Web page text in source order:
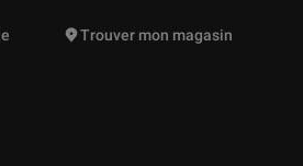
vont vous être proposées
Trouver mon magasin